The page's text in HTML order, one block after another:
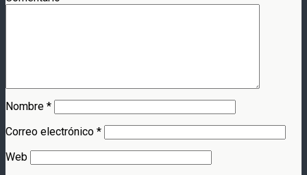
Nombre *
Correo electrónico *
Web